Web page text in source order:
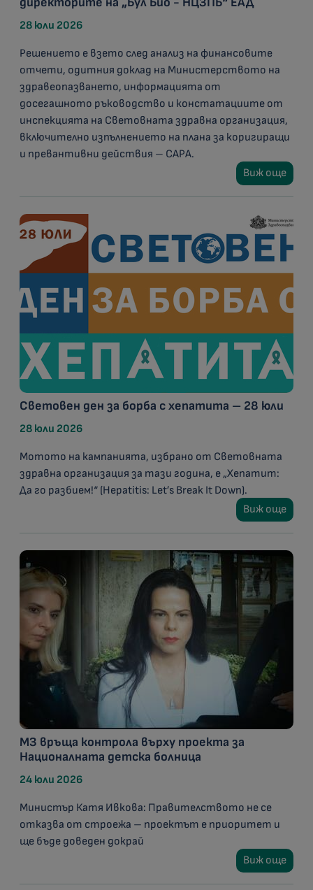
28 юли 2026
Решението е взето след анализ на финансовите
отчети, одитния доклад на Министерството на
здравеопазването, информацията от
досегашното ръководство и констатациите от
инспекцията на Световната здравна организация,
включително изпълнението на плана за коригиращи
и превантивни действия – CAPA.
Виж още
Световен ден за борба с хепатита – 28 юли
28 юли 2026
Мотото на кампанията, избрано от Световната
здравна организация за тази година, е „Хепатит:
Да го разбием!“ (Hepatitis: Let’s Break It Down).
Виж още
МЗ връща контрола върху проекта за
Националната детска болница
24 юли 2026
Министър Катя Ивкова: Правителството не се
отказва от строежа – проектът е приоритет и
ще бъде доведен докрай
Виж още